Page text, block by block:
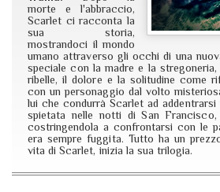
morte e l'abbraccio,
Scarlet ci racconta la
sua storia,
mostrandoci il mondo
umano attraverso gli occhi di una
speciale con la madre e la
ribelle, il dolore e la solitudine come
con un personaggio dal volto
lui che condurrà Scarlet ad
spietata nelle notti di San
costringendola a confrontarsi con le
era sempre fuggita. Tutto ha un
vita di Scarlet, inizia la sua trilogia.